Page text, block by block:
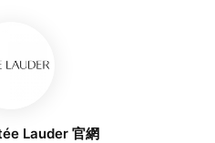
Lauder 官網